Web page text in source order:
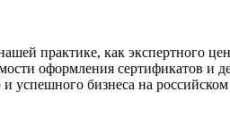
практике, как экспертного
оформления сертификатов и
и успешного бизнеса на